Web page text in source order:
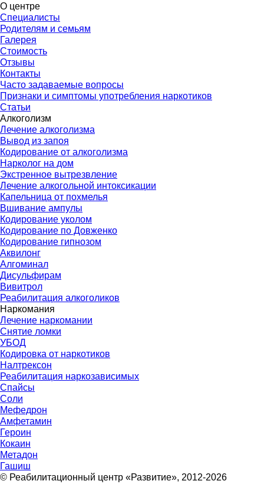
О центре
Специалисты
Родителям и семьям
Галерея
Стоимость
Отзывы
Контакты
Часто задаваемые вопросы
Признаки и симптомы употребления наркотиков
Статьи
Алкоголизм
Лечение алкоголизма
Вывод из запоя
Кодирование от алкоголизма
Нарколог на дом
Экстренное вытрезвление
Лечение алкогольной интоксикации
Капельница от похмелья
Вшивание ампулы
Кодирование уколом
Кодирование по Довженко
Кодирование гипнозом
Аквилонг
Алгоминал
Дисульфирам
Вивитрол
Реабилитация алкоголиков
Наркомания
Лечение наркомании
Снятие ломки
УБОД
Кодировка от наркотиков
Налтрексон
Реабилитация наркозависимых
Спайсы
Соли
Мефедрон
Амфетамин
Героин
Кокаин
Метадон
Гашиш
© Реабилитационный центр «Развитие», 2012-2026